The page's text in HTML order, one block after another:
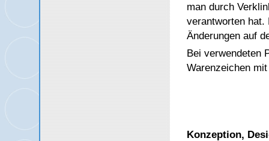
man durch
verantworten hat.
Änderungen auf
Bei verwendeten
Warenzeichen
Konzeption,